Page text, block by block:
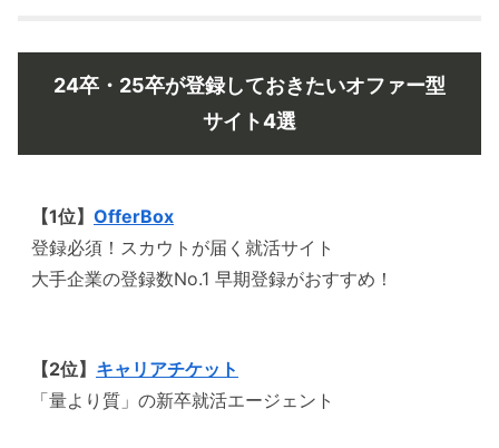
24卒・25卒が登録しておきたいオファー型
サイト4選
【1位】 OfferBox
登録必須！スカウトが届く就活サイト
大手企業の登録数No.1 早期登録がおすすめ！
【2位】 キャリアチケット
「量より質」の新卒就活エージェント